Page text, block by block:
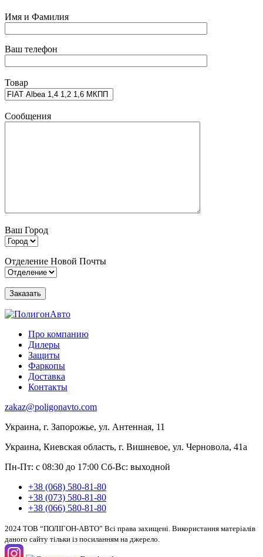
Имя и Фамилия
Ваш телефон
Товар
Сообщения
Ваш Город
Отделение Новой Почты
Про компанию
Дилеры
Защиты
Фаркопы
Доставка
Контакты
zakaz@poligonavto.com
Украина, г. Запорожье, ул. Антенная, 11
Украина, Киевская область, г. Вишневое, ул. Черновола, 41а
Пн-Пт: с 08:30 до 17:00 Сб-Вс: выходной
+38 (068) 580-81-80
+38 (073) 580-81-80
+38 (066) 580-81-80
2024 ТОВ “ПОЛІГОН-АВТО” Всі права захищені. Використання матеріалів
даного сайту тільки із посиланням на джерело.